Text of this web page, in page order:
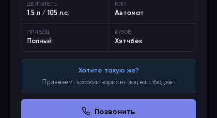
ДВИГАТЕЛЬ
1.5 л / 105 л.с.
КПП
Автомат
ПРИВОД
Полный
КУЗОВ
Хэтчбек
Хотите такую же?
Привезём похожий вариант под ваш бюджет
Позвонить